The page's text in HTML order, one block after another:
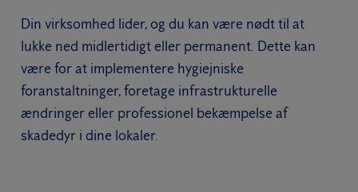
Din virksomhed lider, og du kan være nødt til at
lukke ned midlertidigt eller permanent. Dette kan
være for at implementere hygiejniske
foranstaltninger, foretage infrastrukturelle
ændringer eller professionel bekæmpelse af
skadedyr i dine lokaler.